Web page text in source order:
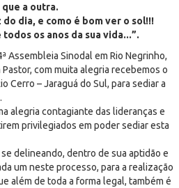
que a outra.
do dia, e como é bom ver o sol!!!
os anos da sua vida...”.
Assembleia Sinodal em Rio Negrinho,
com muita alegria recebemos o
Cerro – Jaraguá do Sul, para sediar a
alegria contagiante das lideranças e
privilegiados em poder sediar esta
delineando, dentro de sua aptidão e
um neste processo, para a realização
além de toda a forma legal, também é